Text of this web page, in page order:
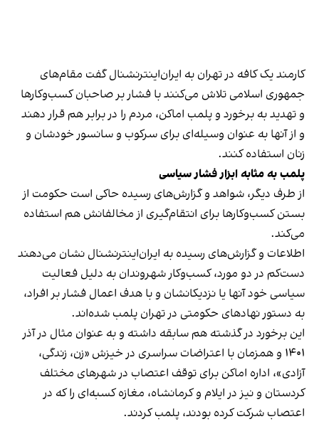
کارمند یک کافه در تهران به ایران‌اینترنشنال گفت مقام‌های
جمهوری اسلامی تلاش می‌کنند با فشار بر صاحبان کسب‌وکارها
و تهدید به برخورد و پلمب اماکن، مردم را در برابر هم قرار دهند
و از آنها به عنوان وسیله‌ای برای سرکوب و سانسور خودشان و
زنان استفاده کنند.
پلمب به مثابه ابزار فشار سیاسی
از طرف دیگر، شواهد و گزارش‌های رسیده حاکی است حکومت از
بستن کسب‌وکارها برای انتقام‌گیری از مخالفانش هم استفاده
می‌کند.
اطلاعات و گزارش‌های رسیده به ایران‌اینترنشنال نشان می‌دهند
دست‌کم در دو مورد، کسب‌وکار شهروندان به دلیل فعالیت
سیاسی خود آنها یا نزدیکانشان و با هدف اعمال فشار بر افراد،
به دستور نهادهای حکومتی در تهران پلمب شده‌اند.
این برخورد در گذشته هم سابقه داشته و به عنوان مثال در آذر
۱۴۰۱ و همزمان با اعتراضات سراسری در خیزش «زن، زندگی،
آزادی»، اداره اماکن برای توقف اعتصاب در شهرهای مختلف
کردستان و نیز در ایلام و کرمانشاه، مغازه کسبه‌ای را که در
اعتصاب شرکت کرده بودند، پلمب کردند.